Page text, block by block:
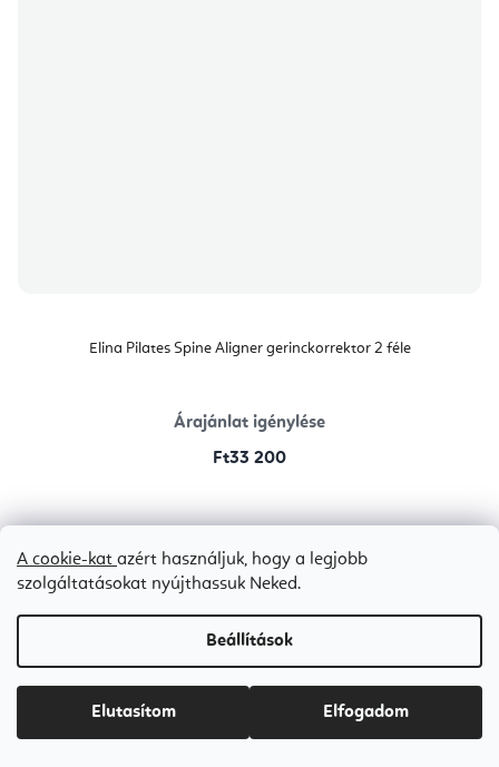
A cookie-kat azért használjuk, hogy a legjobb
szolgáltatásokat nyújthassuk Neked.
Beállítások
Elutasítom Elfogadom
Elina Pilates Spine Aligner gerinckorrektor 2 féle
Árajánlat igénylése
Ft33 200
Bestseller